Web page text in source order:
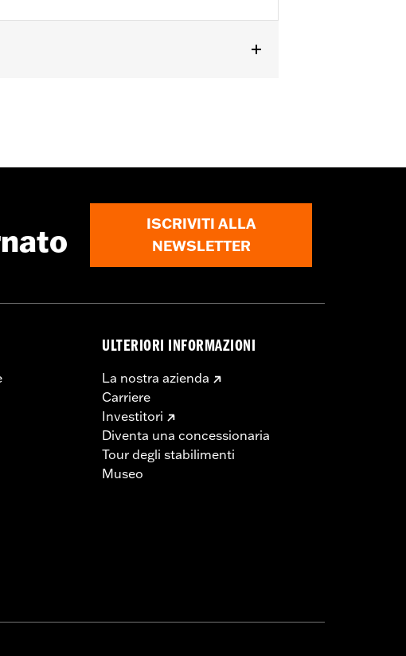
ISCRIVITI ALLA
NEWSLETTER
ULTERIORI INFORMAZIONI
La nostra azienda
Carriere
Investitori
Diventa una concessionaria
Tour degli stabilimenti
Museo